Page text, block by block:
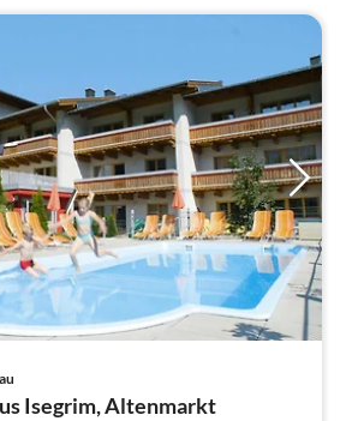
Isegrim, Altenmarkt